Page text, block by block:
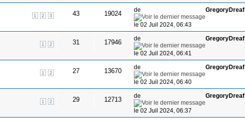
1 2 3 43 19024 deGregoryDreaf
le 02 Juil 2024, 06:43
1 2 31 17946 deGregoryDreaf
le 02 Juil 2024, 06:41
1 2 27 13670 deGregoryDreaf
le 02 Juil 2024, 06:40
1 2 29 12713 deGregoryDreaf
le 02 Juil 2024, 06:37